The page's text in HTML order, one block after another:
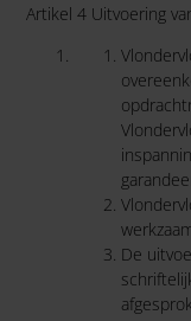
Artikel 4 Uitvoering
De